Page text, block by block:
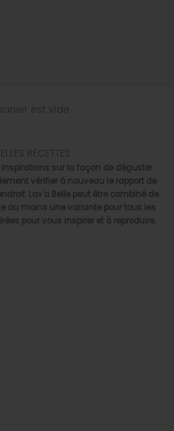
est vide
RECETTES
sur la façon de déguster
vérifier à nouveau le rapport de
Lav'a Belle peut être combiné de
au moins une variante pour tous les
pour vous inspirer et à reproduire.